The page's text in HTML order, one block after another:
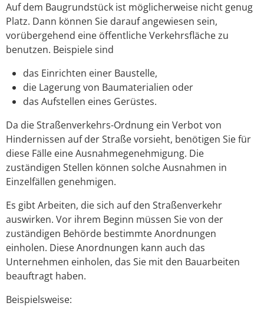
Auf dem Baugrundstück ist möglicherweise nicht genug
Platz. Dann können Sie darauf angewiesen sein,
vorübergehend eine öffentliche Verkehrsfläche zu
benutzen. Beispiele sind
das Einrichten einer Baustelle,
die Lagerung von Baumaterialien oder
das Aufstellen eines Gerüstes.
Da die Straßenverkehrs-Ordnung ein Verbot von
Hindernissen auf der Straße vorsieht, benötigen Sie für
diese Fälle eine Ausnahmegenehmigung. Die
zuständigen Stellen können solche Ausnahmen in
Einzelfällen genehmigen.
Es gibt Arbeiten, die sich auf den Straßenverkehr
auswirken. Vor ihrem Beginn müssen Sie von der
zuständigen Behörde bestimmte Anordnungen
einholen. Diese Anordnungen kann auch das
Unternehmen einholen, das Sie mit den Bauarbeiten
beauftragt haben.
Beispielsweise: